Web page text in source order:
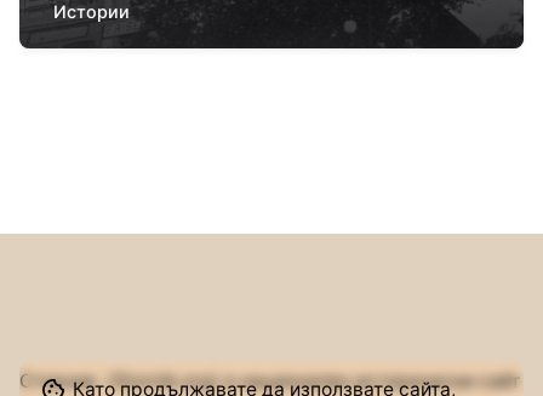
Истории
Сторник (Stornik.org) е национален исторически сайт
Като продължавате да използвате сайта,